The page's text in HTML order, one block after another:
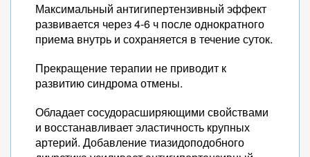
Максимальный антигипертензивный эффект
развивается через 4-6 ч после однократного
приема внутрь и сохраняется в течение суток.
Прекращение терапии не приводит к
развитию синдрома отмены.
Обладает сосудорасширяющими свойствами
и восстанавливает эластичность крупных
артерий. Добавление тиазидоподобного